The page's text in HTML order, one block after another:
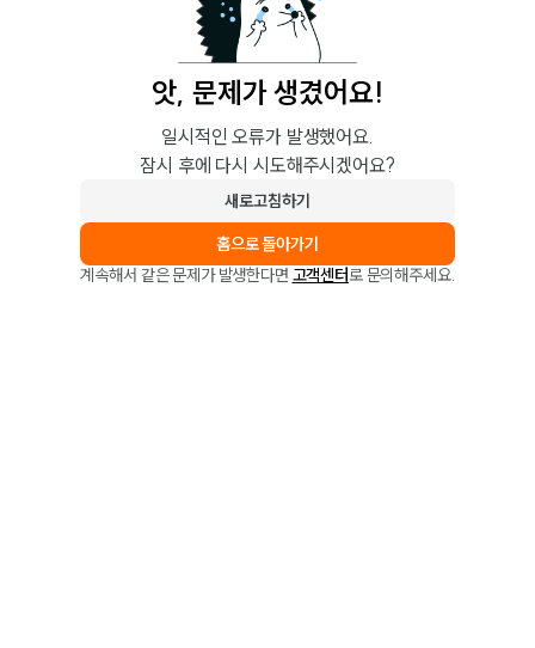
앗, 문제가 생겼어요!
일시적인 오류가 발생했어요.
잠시 후에 다시 시도해주시겠어요?
새로고침하기
홈으로 돌아가기
계속해서 같은 문제가 발생한다면 고객센터로 문의해주세요.